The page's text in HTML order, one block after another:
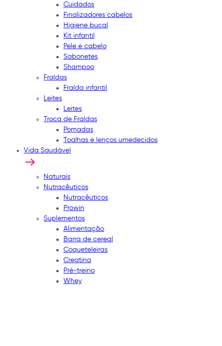
Cuidados
Finalizadores cabelos
Higiene bucal
Kit infantil
Pele e cabelo
Sabonetes
Shampoo
Fraldas
Fralda infantil
Leites
Leites
Troca de Fraldas
Pomadas
Toalhas e lenços umedecidos
Vida Saudável
Naturais
Nutracêuticos
Nutracêuticos
Prowin
Suplementos
Alimentação
Barra de cereal
Coqueteleiras
Creatina
Pré-treino
Whey